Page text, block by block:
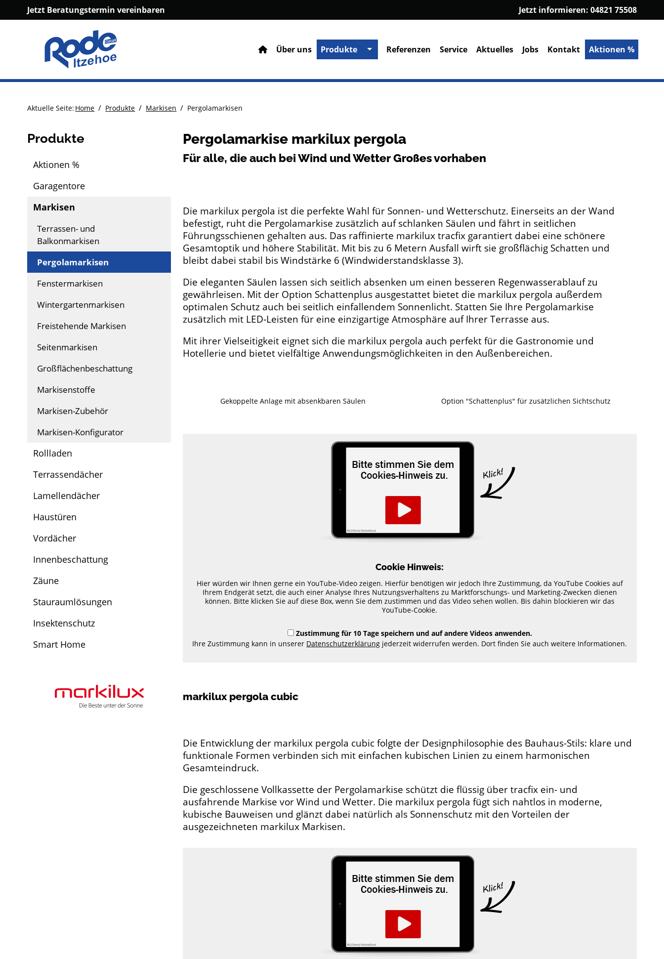
Jetzt Beratungstermin vereinbaren Jetzt informieren: 04821 75508
Über uns Produkte Referenzen Service Aktuelles Jobs Kontakt Aktionen %
Aktuelle Seite: Home / Produkte / Markisen / Pergolamarkisen
Produkte
Aktionen %
Garagentore
Markisen
Terrassen- und
Balkonmarkisen
Pergolamarkisen
Fenstermarkisen
Wintergartenmarkisen
Freistehende Markisen
Seitenmarkisen
Großflächenbeschattung
Markisenstoffe
Markisen-Zubehör
Markisen-Konfigurator
Rollladen
Terrassendächer
Lamellendächer
Haustüren
Vordächer
Innenbeschattung
Zäune
Stauraumlösungen
Insektenschutz
Smart Home
Pergolamarkise markilux pergola
Für alle, die auch bei Wind und Wetter Großes vorhaben
Die markilux pergola ist die perfekte Wahl für Sonnen- und Wetterschutz. Einerseits an der Wand
befestigt, ruht die Pergolamarkise zusätzlich auf schlanken Säulen und fährt in seitlichen
Führungsschienen gehalten aus. Das raffinierte markilux tracfix garantiert dabei eine schönere
Gesamtoptik und höhere Stabilität. Mit bis zu 6 Metern Ausfall wirft sie großflächig Schatten und
bleibt dabei stabil bis Windstärke 6 (Windwiderstandsklasse 3).
Die eleganten Säulen lassen sich seitlich absenken um einen besseren Regenwasserablauf zu
gewährleisen. Mit der Option Schattenplus ausgestattet bietet die markilux pergola außerdem
optimalen Schutz auch bei seitlich einfallendem Sonnenlicht. Statten Sie Ihre Pergolamarkise
zusätzlich mit LED-Leisten für eine einzigartige Atmosphäre auf Ihrer Terrasse aus.
Mit ihrer Vielseitigkeit eignet sich die markilux pergola auch perfekt für die Gastronomie und
Hotellerie und bietet vielfältige Anwendungsmöglichkeiten in den Außenbereichen.
Gekoppelte Anlage mit absenkbaren Säulen Option "Schattenplus" für zusätzlichen Sichtschutz
Cookie Hinweis:
Hier würden wir Ihnen gerne ein YouTube-Video zeigen. Hierfür benötigen wir jedoch Ihre Zustimmung, da YouTube Cookies auf
Ihrem Endgerät setzt, die auch einer Analyse Ihres Nutzungsverhaltens zu Marktforschungs- und Marketing-Zwecken dienen
können. Bitte klicken Sie auf diese Box, wenn Sie dem zustimmen und das Video sehen wollen. Bis dahin blockieren wir das
YouTube-Cookie.
Zustimmung für 10 Tage speichern und auf andere Videos anwenden.
Ihre Zustimmung kann in unserer Datenschutzerklärung jederzeit widerrufen werden. Dort finden Sie auch weitere Informationen.
markilux pergola cubic
Die Entwicklung der markilux pergola cubic folgte der Designphilosophie des Bauhaus-Stils: klare und
funktionale Formen verbinden sich mit einfachen kubischen Linien zu einem harmonischen
Gesamteindruck.
Die geschlossene Vollkassette der Pergolamarkise schützt die flüssig über tracfix ein- und
ausfahrende Markise vor Wind und Wetter. Die markilux pergola fügt sich nahtlos in moderne,
kubische Bauweisen und glänzt dabei natürlich als Sonnenschutz mit den Vorteilen der
ausgezeichneten markilux Markisen.